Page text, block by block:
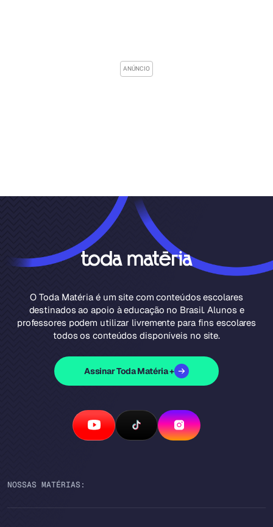
O Toda Matéria é um site com conteúdos escolares
destinados ao apoio à educação no Brasil. Alunos e
professores podem utilizar livremente para fins escolares
todos os conteúdos disponíveis no site.
Assinar Toda Matéria +
NOSSAS MATÉRIAS: